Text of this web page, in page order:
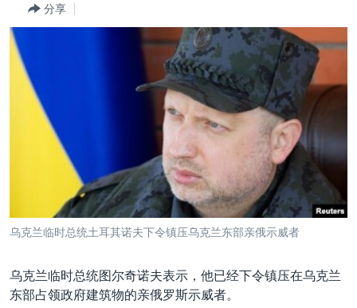
转
国际
印太
中东
欧洲
全球议题
分类新闻
经济·金融·贸易
人权·法律·宗教
科教·文娱·体健
美中关系
热点专题
白宫要闻
国会报道
美国建国250周年
美国之音专访
重要讲话与声明
VOA视频
VOA今日焦点
关注我们
分享
乌克兰临时总统土耳其诺夫下令镇压乌克兰东部亲俄示威者
乌克兰临时总统图尔奇诺夫表示，他已经下令镇压在乌克兰
东部占领政府建筑物的亲俄罗斯示威者。